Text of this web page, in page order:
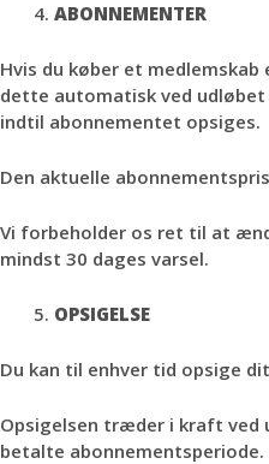
ABONNEMENTER
Hvis du køber et
dette automatisk ved
indtil abonnementet opsiges.
Den aktuelle
Vi forbeholder os ret til at
mindst 30 dages varsel.
OPSIGELSE
Du kan til enhver tid opsige
Opsigelsen træder i kraft ved
betalte abonnementsperiode.